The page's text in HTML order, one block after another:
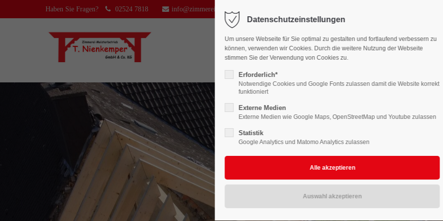
Benutzername
Passwort
Anmelden
Register Lost your password?
Support
Lorem ipsum dolor sit amet:
24h / 365days
We offer support for our customers
Mon - Fri 8:00am - 5:00pm
Cybersteel Inc.
+44 1234 567 890
info@yourdomain.com
Haben Sie Fragen? 02524 7818 info@zimmerei-nienkemper.de
Startseite Leistungen
Datenschutzeinstellungen
Um unsere Webseite für Sie optimal zu gestalten und fortlaufend verbessern zu
können, verwenden wir Cookies. Durch die weitere Nutzung der Webseite
stimmen Sie der Verwendung von Cookies zu.
Erforderlich*
Notwendige Cookies und Google Fonts zulassen damit die Website korrekt
funktioniert
Externe Medien
Externe Medien wie Google Maps, OpenStreetMap und Youtube zulassen
Statistik
Google Analytics und Matomo Analytics zulassen